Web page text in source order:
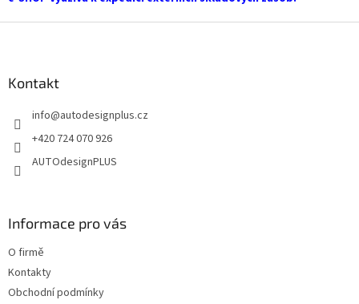
Kontakt
info@autodesignplus.cz
+420 724 070 926
AUTOdesignPLUS
Informace pro vás
O firmě
Kontakty
Obchodní podmínky